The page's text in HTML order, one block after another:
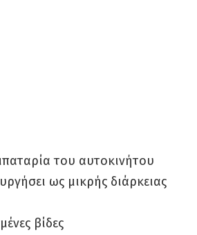
του αυτοκινήτου
ως μικρής διάρκειας
βίδες